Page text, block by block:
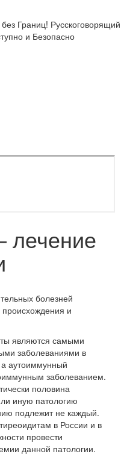
Границ! Русскоговорящий
и Безопасно
лечение
болезней
и
являются самыми
заболеваниями в
аутоиммунный
заболеванием.
половина
иную патологию
подлежит не каждый.
в России и в
провести
данной патологии.